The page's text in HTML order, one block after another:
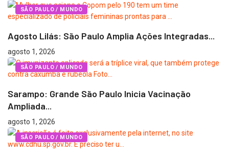
SÃO PAULO / MUNDO
Agosto Lilás: São Paulo Amplia Ações Integradas...
agosto 1, 2026
SÃO PAULO / MUNDO
Sarampo: Grande São Paulo Inicia Vacinação
Ampliada...
agosto 1, 2026
SÃO PAULO / MUNDO